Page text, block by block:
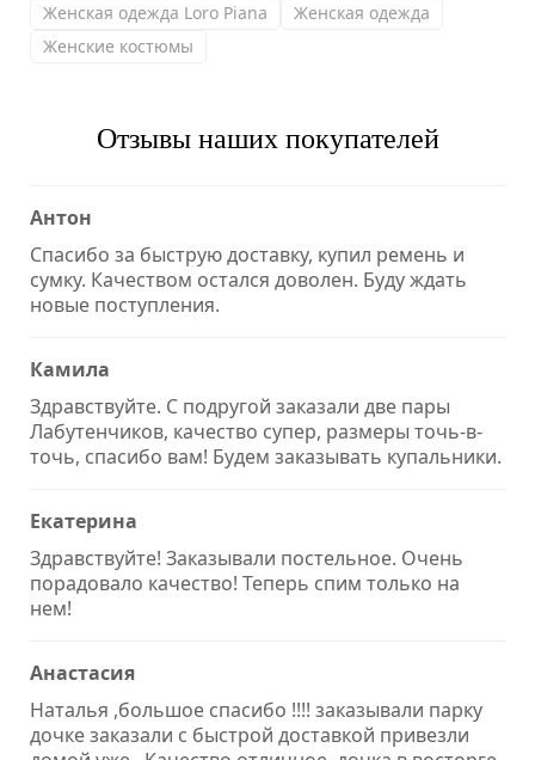
Женская одежда Loro Piana
Женская одежда
Женские костюмы
Отзывы наших покупателей
Антон
Спасибо за быструю доставку, купил ремень и
сумку. Качеством остался доволен. Буду ждать
новые поступления.
Камила
Здравствуйте. С подругой заказали две пары
Лабутенчиков, качество супер, размеры точь-в-
точь, спасибо вам! Будем заказывать купальники.
Екатерина
Здравствуйте! Заказывали постельное. Очень
порадовало качество! Теперь спим только на
нем!
Анастасия
Наталья ,большое спасибо !!!! заказывали парку
дочке заказали с быстрой доставкой привезли